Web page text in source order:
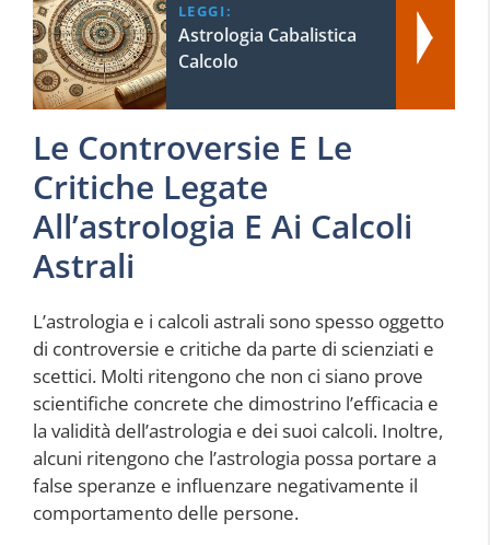
LEGGI:
Astrologia Cabalistica
Calcolo
Le Controversie E Le
Critiche Legate
All’astrologia E Ai Calcoli
Astrali
L’astrologia e i calcoli astrali sono spesso oggetto
di controversie e critiche da parte di scienziati e
scettici. Molti ritengono che non ci siano prove
scientifiche concrete che dimostrino l’efficacia e
la validità dell’astrologia e dei suoi calcoli. Inoltre,
alcuni ritengono che l’astrologia possa portare a
false speranze e influenzare negativamente il
comportamento delle persone.